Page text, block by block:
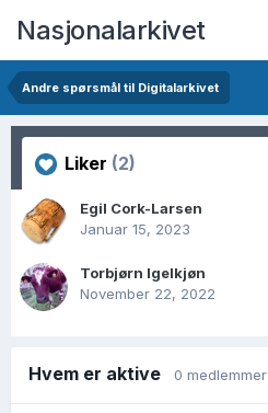
Nasjonalarkivet
Andre spørsmål til Digitalarkivet
Liker (2)
Egil Cork-Larsen
Januar 15, 2023
Torbjørn Igelkjøn
November 22, 2022
Hvem er aktive 0 medlemmer